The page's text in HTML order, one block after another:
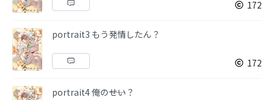
172
portrait3 もう発情したん？
172
portrait4 俺の――せい？